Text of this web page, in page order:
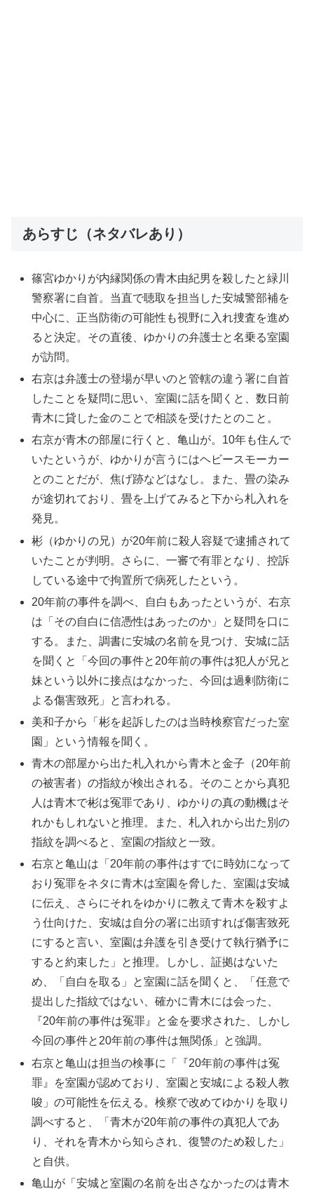
あらすじ（ネタバレあり）
篠宮ゆかりが内縁関係の青木由紀男を殺したと緑川
警察署に自首。当直で聴取を担当した安城警部補を
中心に、正当防衛の可能性も視野に入れ捜査を進め
ると決定。その直後、ゆかりの弁護士と名乗る室園
が訪問。
右京は弁護士の登場が早いのと管轄の違う署に自首
したことを疑問に思い、室園に話を聞くと、数日前
青木に貸した金のことで相談を受けたとのこと。
右京が青木の部屋に行くと、亀山が。10年も住んで
いたというが、ゆかりが言うにはヘビースモーカー
とのことだが、焦げ跡などはなし。また、畳の染み
が途切れており、畳を上げてみると下から札入れを
発見。
彬（ゆかりの兄）が20年前に殺人容疑で逮捕されて
いたことが判明。さらに、一審で有罪となり、控訴
している途中で拘置所で病死したという。
20年前の事件を調べ、自白もあったというが、右京
は「その自白に信憑性はあったのか」と疑問を口に
する。また、調書に安城の名前を見つけ、安城に話
を聞くと「今回の事件と20年前の事件は犯人が兄と
妹という以外に接点はなかった、今回は過剰防衛に
よる傷害致死」と言われる。
美和子から「彬を起訴したのは当時検察官だった室
園」という情報を聞く。
青木の部屋から出た札入れから青木と金子（20年前
の被害者）の指紋が検出される。そのことから真犯
人は青木で彬は冤罪であり、ゆかりの真の動機はそ
れかもしれないと推理。また、札入れから出た別の
指紋を調べると、室園の指紋と一致。
右京と亀山は「20年前の事件はすでに時効になって
おり冤罪をネタに青木は室園を脅した、室園は安城
に伝え、さらにそれをゆかりに教えて青木を殺すよ
う仕向けた、安城は自分の署に出頭すれば傷害致死
にすると言い、室園は弁護を引き受けて執行猶予に
すると約束した」と推理。しかし、証拠はないた
め、「自白を取る」と室園に話を聞くと、「任意で
提出した指紋ではない、確かに青木には会った、
『20年前の事件は冤罪』と金を要求された、しかし
今回の事件と20年前の事件は無関係」と強調。
右京と亀山は担当の検事に「『20年前の事件は冤
罪』を室園が認めており、室園と安城による殺人教
唆」の可能性を伝える。検察で改めてゆかりを取り
調べすると、「青木が20年前の事件の真犯人であ
り、それを青木から知らされ、復讐のため殺した」
と自供。
亀山が「安城と室園の名前を出さなかったのは青木